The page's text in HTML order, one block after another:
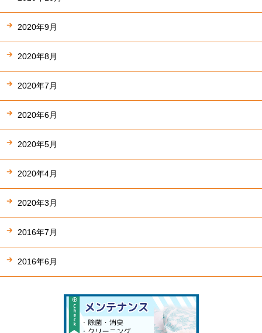
2020年9月
2020年8月
2020年7月
2020年6月
2020年5月
2020年4月
2020年3月
2016年7月
2016年6月